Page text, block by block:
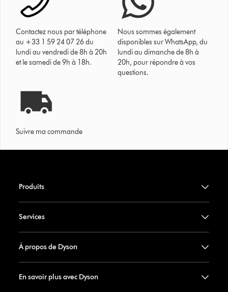
Contactez nous par téléphone
au +33 1 59 24 07 26 du
lundi au vendredi de 8h à 20h
et le samedi de 9h à 18h.
Nous sommes également
disponibles sur WhatsApp, du
lundi au dimanche de 8h à
20h, pour répondre à vos
questions.
Suivre ma commande
Produits
Services
À propos de Dyson
En savoir plus avec Dyson